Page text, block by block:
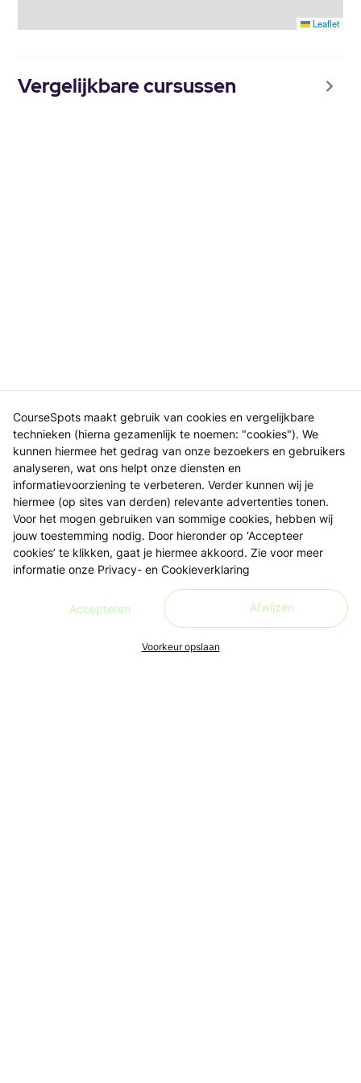
CourseSpots maakt gebruik van cookies en vergelijkbare
technieken (hierna gezamenlijk te noemen: "cookies"). We
kunnen hiermee het gedrag van onze bezoekers en gebruikers
analyseren, wat ons helpt onze diensten en
informatievoorziening te verbeteren. Verder kunnen wij je
hiermee (op sites van derden) relevante advertenties tonen.
Voor het mogen gebruiken van sommige cookies, hebben wij
jouw toestemming nodig. Door hieronder op ‘Accepteer
cookies’ te klikken, gaat je hiermee akkoord. Zie voor meer
informatie onze Privacy- en Cookieverklaring
Accepteren Afwijzen
Voorkeur opslaan
Leaflet
Vergelijkbare cursussen